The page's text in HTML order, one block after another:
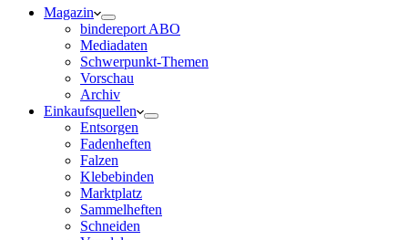
Magazin
bindereport ABO
Mediadaten
Schwerpunkt-Themen
Vorschau
Archiv
Einkaufsquellen
Entsorgen
Fadenheften
Falzen
Klebebinden
Marktplatz
Sammelheften
Schneiden